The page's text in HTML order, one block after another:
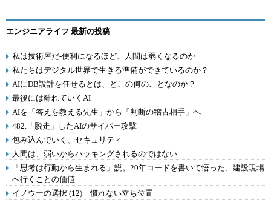
エンジニアライフ 最新の投稿
私は技術屋だ-便利になるほど、人間は弱くなるのか
私たちはデジタル世界で生きる準備ができているのか？
AIにDB設計を任せるとは、どこの何のことなのか？
最後には離れていくAI
AIを「答えを教える先生」から「判断の稽古相手」へ
482.「脱走」したAIのサイバー攻撃
包み込んでいく、セキュリティ
人間は、弱いからハッキングされるのではない
「思考は行動から生まれる」説。20年コードを書いて悟った、建設現場
へ行くことの価値
イノウーの選択 (12) 慣れない立ち位置